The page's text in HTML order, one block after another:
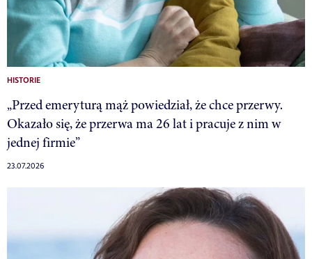
HISTORIE
„Przed emeryturą mąż powiedział, że chce przerwy.
Okazało się, że przerwa ma 26 lat i pracuje z nim w
jednej firmie”
23.07.2026